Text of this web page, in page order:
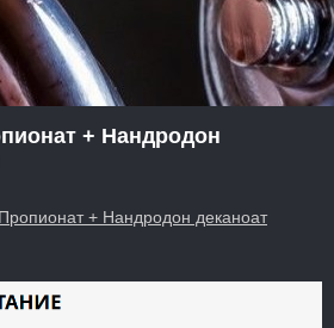
+ Нандродон
+ Нандродон деканоат